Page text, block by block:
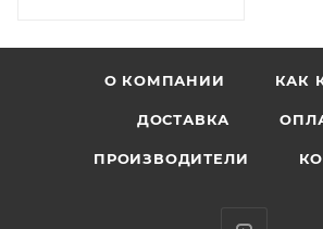
О КОМПАНИИ КАК
ДОСТАВКА
ПРОИЗВОДИТЕЛИ